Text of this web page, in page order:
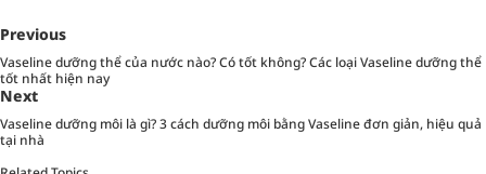
Previous
Vaseline dưỡng thể của nước nào? Có tốt không? Các loại Vaseline dưỡng thể
tốt nhất hiện nay
Next
Vaseline dưỡng môi là gì? 3 cách dưỡng môi bằng Vaseline đơn giản, hiệu quả
tại nhà